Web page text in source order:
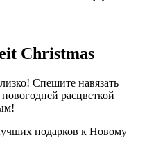
Christmas
Спешите навязать
расцветкой
подарков к Новому